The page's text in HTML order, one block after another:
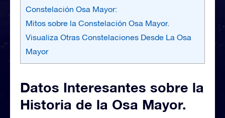
Constelación Osa Mayor:
Mitos sobre la Constelación Osa Mayor.
Visualiza Otras Constelaciones Desde La Osa
Mayor
Datos Interesantes sobre la
Historia de la Osa Mayor.